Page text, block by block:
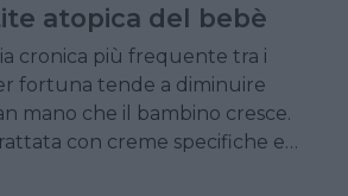
atopica del bebè
cronica più frequente tra i
fortuna tende a diminuire
mano che il bambino cresce.
con creme specifiche e